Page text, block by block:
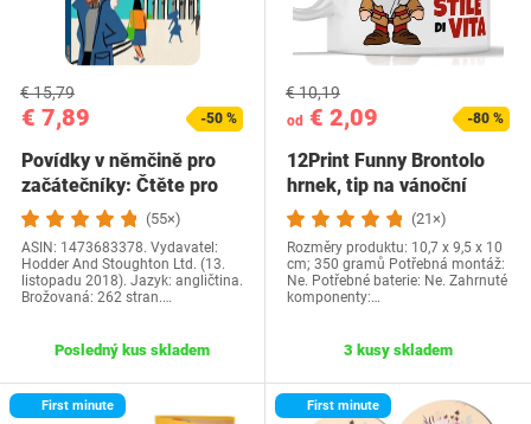
€ 7,89
€ 15,79
-50 %
Povídky v němčině pro
začátečníky: Čtěte pro
radost na své…(55×)
ASIN: 1473683378. Vydavatel:
Hodder And Stoughton Ltd. (13.
listopadu 2018). Jazyk: angličtina.
Brožovaná: 262 stran.…
Posledný kus skladem
od € 2,09
€ 10,19
-80 %
12Print Funny Brontolo
hrnek, tip na vánoční
dárek a…
(21×)
Rozměry produktu: 10,7 x 9,5 x 10
cm; 350 gramů Potřebná montáž:
Ne. Potřebné baterie: Ne. Zahrnuté
komponenty:…
3 kusy skladem
First minute First minute